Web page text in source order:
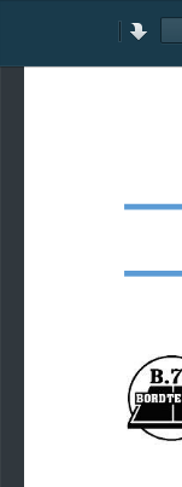
PreviousNext